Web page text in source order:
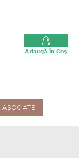
Adaugă în Coş
ASOCIATE